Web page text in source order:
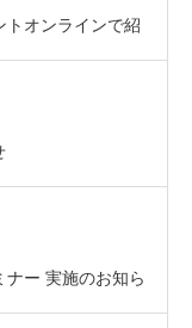
オンラインで紹
ー 実施のお知ら